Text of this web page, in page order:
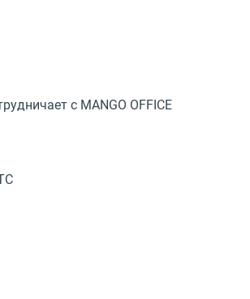
с MANGO OFFICE